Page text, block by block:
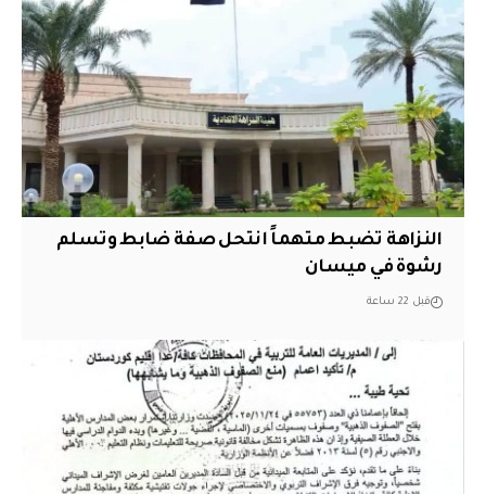
النزاهة تضبط متهماً انتحل صفة ضابط وتسلم
رشوة في ميسان
قبل 22 ساعة